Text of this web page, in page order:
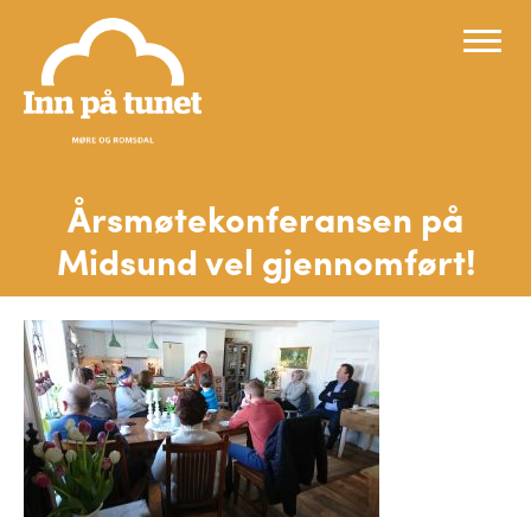
Årsmøtekonferansen på
Midsund vel gjennomført!